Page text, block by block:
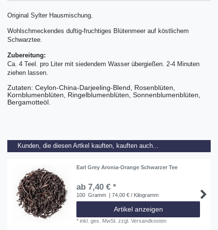
Original Sylter Hausmischung.
Wohlschmeckendes duftig-fruchtiges Blütenmeer auf köstlichem
Schwarztee.
Zubereitung:
Ca. 4 Teel. pro Liter mit siedendem Wasser übergießen. 2-4 Minuten
ziehen lassen.
Zutaten: Ceylon-China-Darjeeling-Blend, Rosenblüten,
Kornblumenblüten, Ringelblumenblüten, Sonnenblumenblüten,
Bergamotteöl.
Kunden, die diesen Artkel kauften, kauften auch...
Earl Grey Aronia-Orange Schwarzer Tee
ab 7,40 € *
100 Gramm | 74,00 € / Kilogramm
Artikel anzeigen
*inkl. ges. MwSt. zzgl.Versandkosten